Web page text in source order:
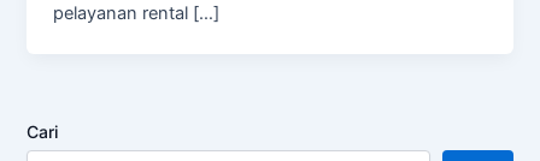
pelayanan rental […]
Cari